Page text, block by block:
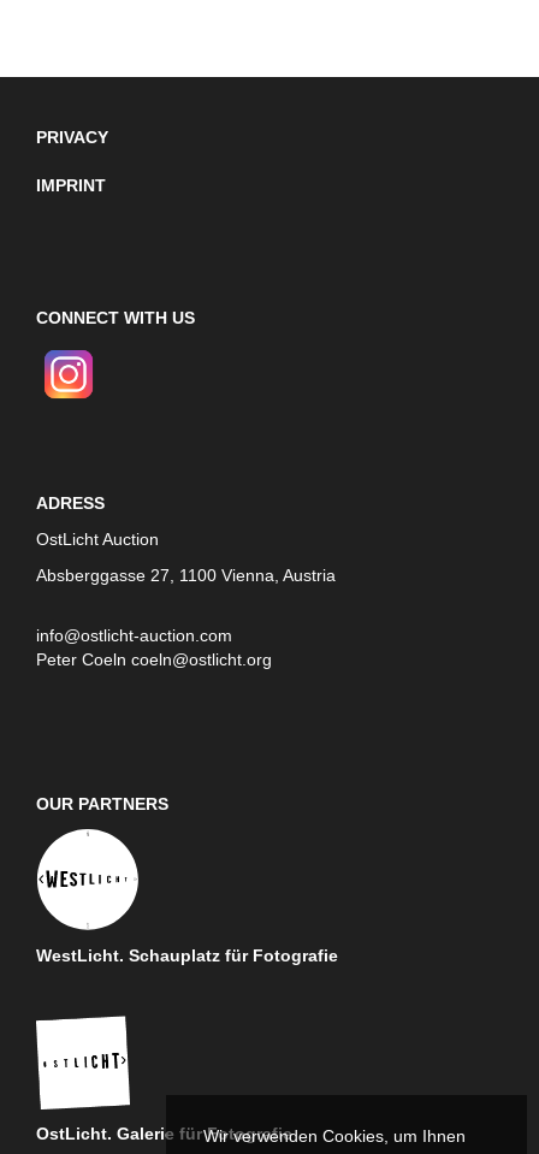
PRIVACY
IMPRINT
CONNECT WITH US
ADRESS
OstLicht Auction
Absberggasse 27, 1100 Vienna, Austria
info@ostlicht-auction.com
Peter Coeln coeln@ostlicht.org
OUR PARTNERS
WestLicht. Schauplatz für Fotografie
OstLicht. Galerie für FotografieWir verwenden Cookies, um Ihnen